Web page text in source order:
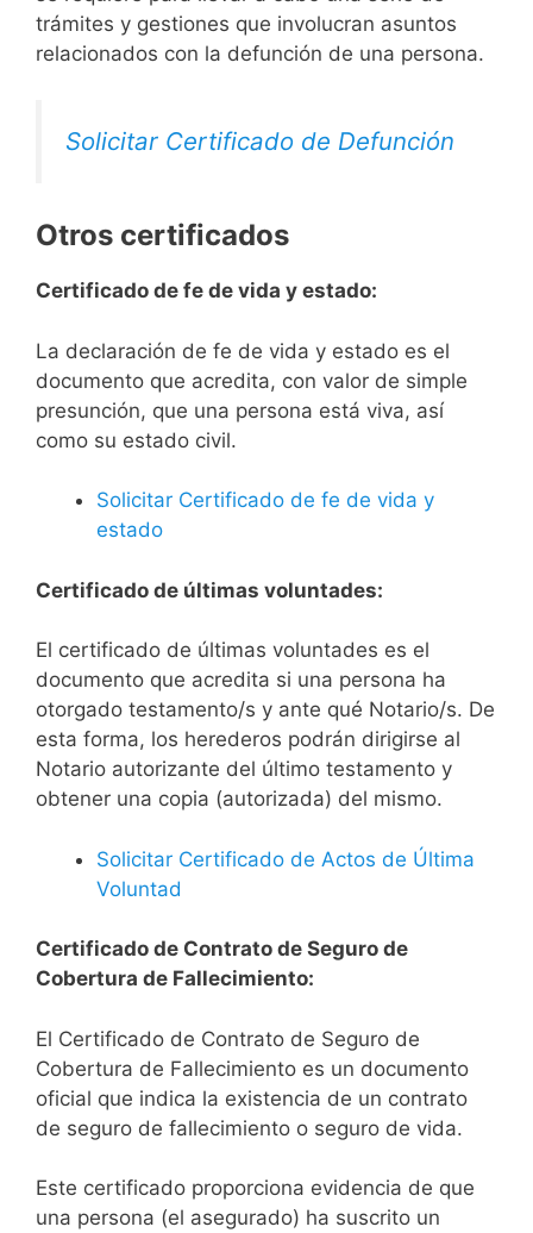
trámites y gestiones que involucran asuntos
relacionados con la defunción de una persona.
Solicitar Certificado de Defunción
Otros certificados
Certificado de fe de vida y estado:
La declaración de fe de vida y estado es el
documento que acredita, con valor de simple
presunción, que una persona está viva, así
como su estado civil.
Solicitar Certificado de fe de vida y
estado
Certificado de últimas voluntades:
El certificado de últimas voluntades es el
documento que acredita si una persona ha
otorgado testamento/s y ante qué Notario/s. De
esta forma, los herederos podrán dirigirse al
Notario autorizante del último testamento y
obtener una copia (autorizada) del mismo.
Solicitar Certificado de Actos de Última
Voluntad
Certificado de Contrato de Seguro de
Cobertura de Fallecimiento:
El Certificado de Contrato de Seguro de
Cobertura de Fallecimiento es un documento
oficial que indica la existencia de un contrato
de seguro de fallecimiento o seguro de vida.
Este certificado proporciona evidencia de que
una persona (el asegurado) ha suscrito un